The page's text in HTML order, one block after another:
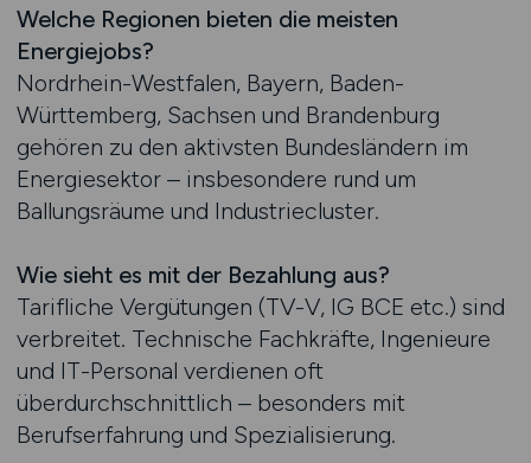
Welche Regionen bieten die meisten
Energiejobs?
Nordrhein-Westfalen, Bayern, Baden-
Württemberg, Sachsen und Brandenburg
gehören zu den aktivsten Bundesländern im
Energiesektor – insbesondere rund um
Ballungsräume und Industriecluster.
Wie sieht es mit der Bezahlung aus?
Tarifliche Vergütungen (TV-V, IG BCE etc.) sind
verbreitet. Technische Fachkräfte, Ingenieure
und IT-Personal verdienen oft
überdurchschnittlich – besonders mit
Berufserfahrung und Spezialisierung.